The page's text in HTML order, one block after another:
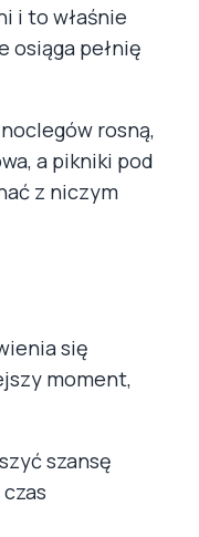
i to właśnie
osiąga pełnię
rosną,
a pikniki pod
z niczym
się
moment,
szansę